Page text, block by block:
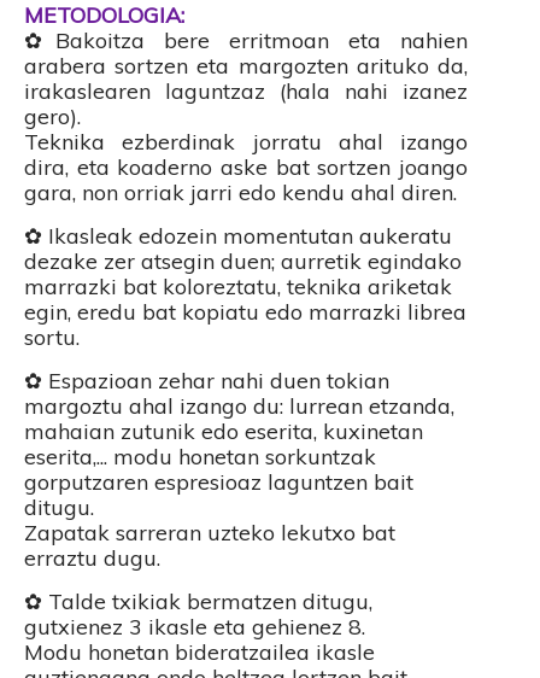
METODOLOGIA:
✿Bakoitza bere erritmoan eta nahien
arabera sortzen eta margozten arituko da,
irakaslearen laguntzaz (hala nahi izanez
gero).
Teknika ezberdinak jorratu ahal izango
dira, eta koaderno aske bat sortzen joango
gara, non orriak jarri edo kendu ahal diren.
✿ Ikasleak edozein momentutan aukeratu
dezake zer atsegin duen; aurretik egindako
marrazki bat koloreztatu, teknika ariketak
egin, eredu bat kopiatu edo marrazki librea
sortu.
✿ Espazioan zehar nahi duen tokian
margoztu ahal izango du: lurrean etzanda,
mahaian zutunik edo eserita, kuxinetan
eserita,... modu honetan sorkuntzak
gorputzaren espresioaz laguntzen bait
ditugu.
Zapatak sarreran uzteko lekutxo bat
erraztu dugu.
✿ Talde txikiak bermatzen ditugu,
gutxienez 3 ikasle eta gehienez 8.
Modu honetan bideratzailea ikasle